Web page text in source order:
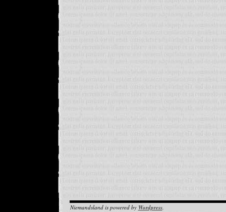
Niemandsland is powered by Wordpress.